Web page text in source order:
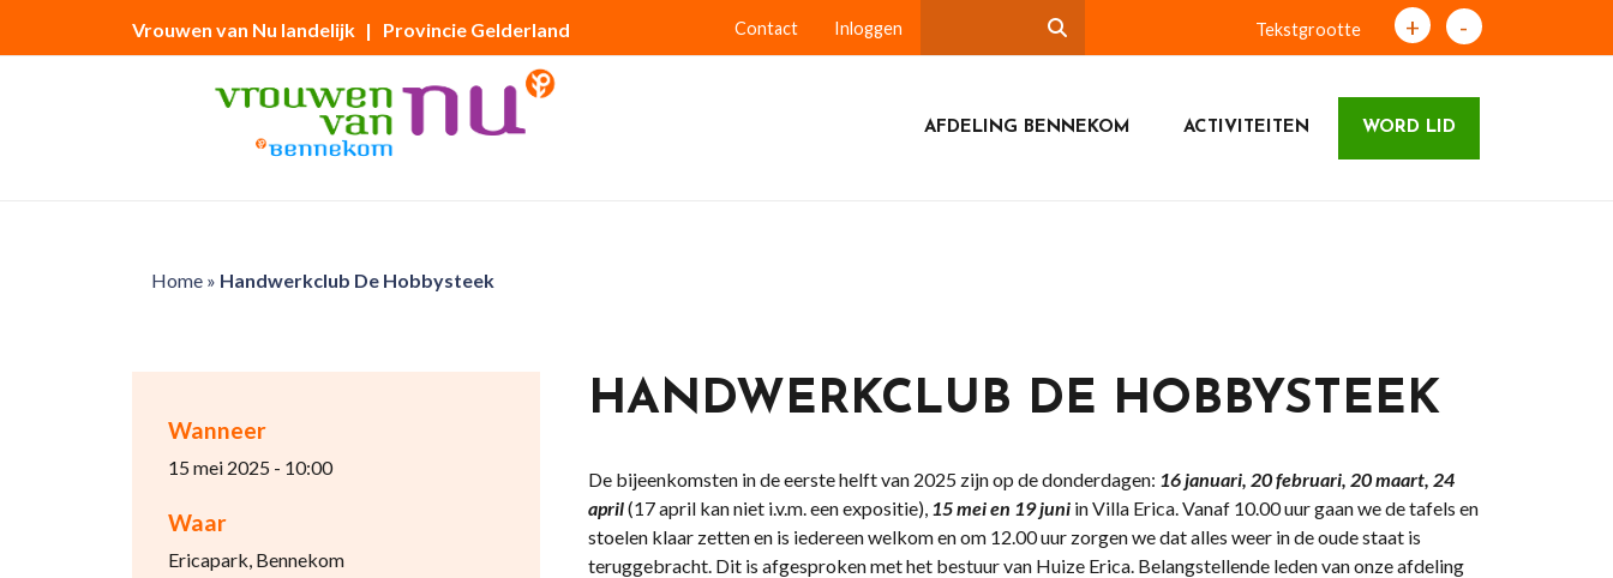
Vrouwen van Nu landelijk | Provincie Gelderland Contact Inloggen Tekstgrootte + -
AFDELING BENNEKOM ACTIVITEITEN WORD LID
Home» Handwerkclub De Hobbysteek
Wanneer
15 mei 2025 - 10:00
Waar
Ericapark, Bennekom
HANDWERKCLUB DE HOBBYSTEEK
De bijeenkomsten in de eerste helft van 2025 zijn op de donderdagen: 16 januari, 20 februari, 20 maart, 24
april(17 april kan niet i.v.m. een expositie), 15 mei en 19 juniin Villa Erica. Vanaf 10.00 uur gaan we de tafels en
stoelen klaar zetten en is iedereen welkom en om 12.00 uur zorgen we dat alles weer in de oude staat is
teruggebracht. Dit is afgesproken met het bestuur van Huize Erica. Belangstellende leden van onze afdeling